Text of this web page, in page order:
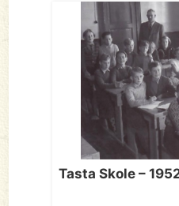
Tasta Skole –